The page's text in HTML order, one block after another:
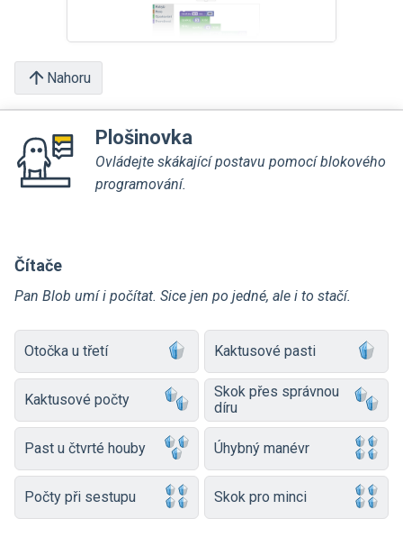
Nahoru
Plošinovka
Ovládejte skákající postavu pomocí blokového
programování.
Čítače
Pan Blob umí i počítat. Sice jen po jedné, ale i to stačí.
Otočka u třetí Kaktusové pasti
Kaktusové počty
Skok přes správnou
díru
Past u čtvrté houby Úhybný manévr
Počty při sestupu Skok pro minci